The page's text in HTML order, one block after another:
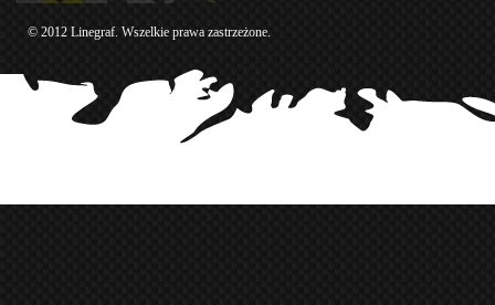
© 2012 Linegraf. Wszelkie prawa zastrzeżone.